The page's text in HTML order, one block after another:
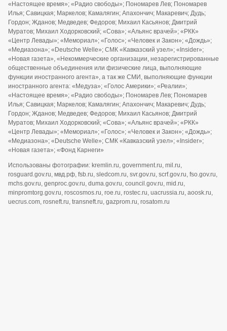
«Настоящее время»; «Радио свободы»; Пономарев Лев; Пономарев
Илья; Савицкая; Маркелов; Камалягин; Апахончич; Макаревич; Дудь;
Гордон; Жданов; Медведев; Федоров; Михаил Касьянов; Дмитрий
Муратов; Михаил Ходорковский; «Сова»; «Альянс врачей»; «РКК»
«Центр Левады»; «Мемориал»; «Голос»; «Человек и Закон»; «Дождь»;
«Медиазона»; «Deutsche Welle»; СМК «Кавказский узел»; «Insider»;
«Новая газета», «Некоммерческие организации, незарегистрированные
общественные объединения или физические лица, выполняющие
функции иностранного агента», а так же СМИ, выполняющие функции
иностранного агента: «Медуза»; «Голос Америки»; «Реалии»;
«Настоящее время»; «Радио свободы»; Пономарев Лев; Пономарев
Илья; Савицкая; Маркелов; Камалягин; Апахончич; Макаревич; Дудь;
Гордон; Жданов; Медведев; Федоров; Михаил Касьянов; Дмитрий
Муратов; Михаил Ходорковский; «Сова»; «Альянс врачей»; «РКК»
«Центр Левады»; «Мемориал»; «Голос»; «Человек и Закон»; «Дождь»;
«Медиазона»; «Deutsche Welle»; СМК «Кавказский узел»; «Insider»;
«Новая газета»; «Фонд Карнеги»
Использованы фотографии: kremlin.ru, government.ru, mil.ru,
rosguard.gov.ru, мвд.рф, fsb.ru, sledcom.ru, svr.gov.ru, scrf.gov.ru, fso.gov.ru,
mchs.gov.ru, genproc.gov.ru, duma.gov.ru, council.gov.ru, mid.ru,
minpromtorg.gov.ru, roscosmos.ru, roe.ru, rostec.ru, uacrussia.ru, aoosk.ru,
uecrus.com, rosneft.ru, transneft.ru, gazprom.ru, rosatom.ru